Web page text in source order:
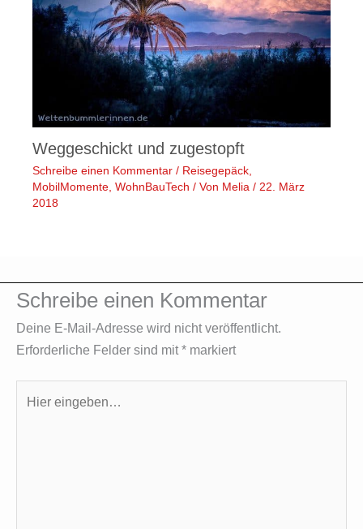
Weggeschickt und zugestopft
Schreibe einen Kommentar / Reisegepäck
MobilMomente WohnBauTech / Von Melia / 22. März
2018
Schreibe einen Kommentar
Deine E-Mail-Adresse wird nicht veröffentlicht.
Erforderliche Felder sind mit* markiert
eingeben…